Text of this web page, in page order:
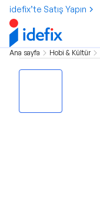
idefix’te Satış Yapın
Ana sayfa Hobi & Kültür